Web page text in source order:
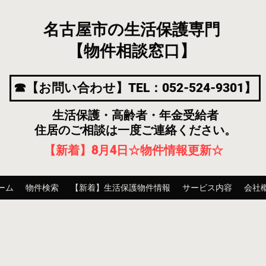
名古屋市の生活保護専門
【物件相談窓口】
☎【お問い合わせ】TEL：052-524-9301】
生活保護・高齢者・年金受給者
住居のご相談は一度ご連絡ください。
【新着】8月4日 ☆物件情報更新☆
ム 物件検索 【新着】生活保護物件情報 サービス内容 会社